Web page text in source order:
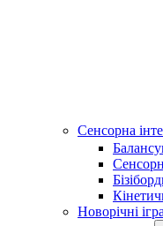
Сенсорна
Новорічні